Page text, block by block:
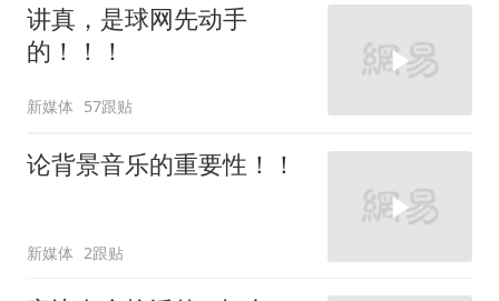
讲真，是球网先动手
的！！！
新媒体 57跟贴
论背景音乐的重要性！！
新媒体 2跟贴